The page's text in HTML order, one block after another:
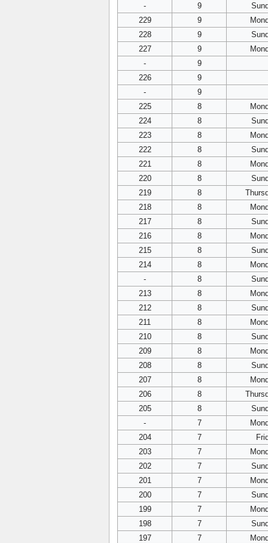
- 9
229
9
228
9
227
9
-
9
226
9
-
9
225
8
224
8
223
8
222
8
221
8
220
8
219
8
218
8
217
8
216
8
215
8
214
8
-
8
213
8
212
8
211
8
210
8
209
8
208
8
207
8
206
8
205
8
-
7
204
7
203
7
202
7
201
7
200
7
199
7
198
7
197
7